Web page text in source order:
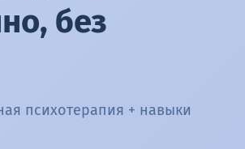
без
психотерапия + навыки